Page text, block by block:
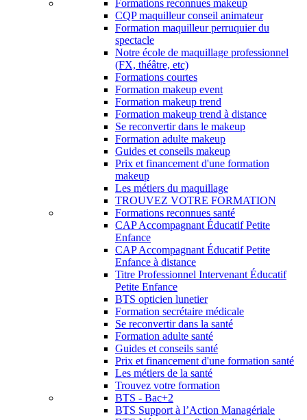
Formations reconnues makeup
CQP maquilleur conseil animateur
Formation maquilleur perruquier du
spectacle
Notre école de maquillage professionnel
(FX, théâtre, etc)
Formations courtes
Formation makeup event
Formation makeup trend
Formation makeup trend à distance
Se reconvertir dans le makeup
Formation adulte makeup
Guides et conseils makeup
Prix et financement d'une formation
makeup
Les métiers du maquillage
TROUVEZ VOTRE FORMATION
Formations reconnues santé
CAP Accompagnant Éducatif Petite
Enfance
CAP Accompagnant Éducatif Petite
Enfance à distance
Titre Professionnel Intervenant Éducatif
Petite Enfance
BTS opticien lunetier
Formation secrétaire médicale
Se reconvertir dans la santé
Formation adulte santé
Guides et conseils santé
Prix et financement d'une formation santé
Les métiers de la santé
Trouvez votre formation
BTS - Bac+2
BTS Support à l’Action Managériale